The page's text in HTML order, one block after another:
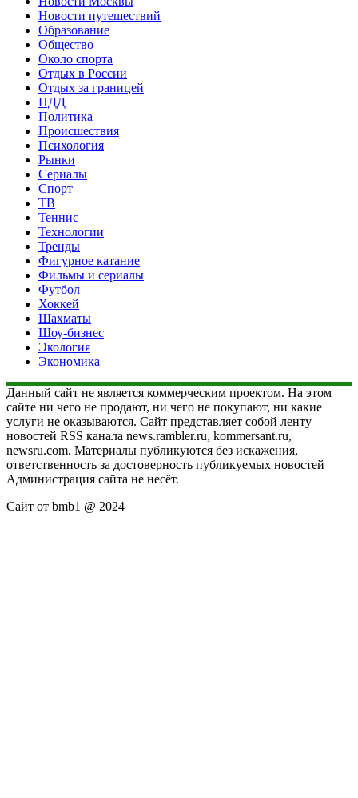
Новости путешествий
Образование
Общество
Около спорта
Отдых в России
Отдых за границей
ПДД
Политика
Происшествия
Психология
Рынки
Сериалы
Спорт
ТВ
Теннис
Технологии
Тренды
Фигурное катание
Фильмы и сериалы
Футбол
Хоккей
Шахматы
Шоу-бизнес
Экология
Экономика
Данный сайт не является коммерческим проектом. На этом
сайте ни чего не продают, ни чего не покупают, ни какие
услуги не оказываются. Сайт представляет собой ленту
новостей RSS канала news.rambler.ru, kommersant.ru,
newsru.com. Материалы публикуются без искажения,
ответственность за достоверность публикуемых новостей
Администрация сайта не несёт.
Сайт от bmb1 @ 2024